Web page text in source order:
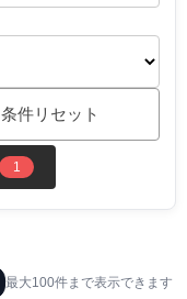
条件リセット
1
最大100件まで表示できます